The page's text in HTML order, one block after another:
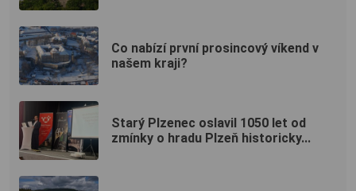
Co nabízí první prosincový víkend v
našem kraji?
Starý Plzenec oslavil 1050 let od
zmínky o hradu Plzeň historicky...